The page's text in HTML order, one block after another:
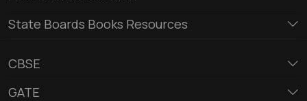
State Boards Books Resources
CBSE
GATE